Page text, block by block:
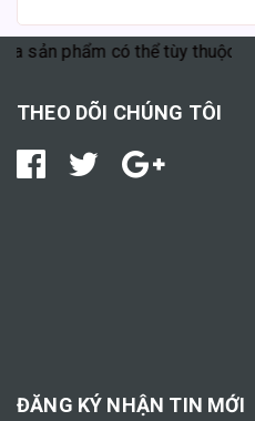
có thể tùy thuộc vào cơ
THEO DÕI CHÚNG TÔI
ĐĂNG KÝ NHẬN TIN MỚI